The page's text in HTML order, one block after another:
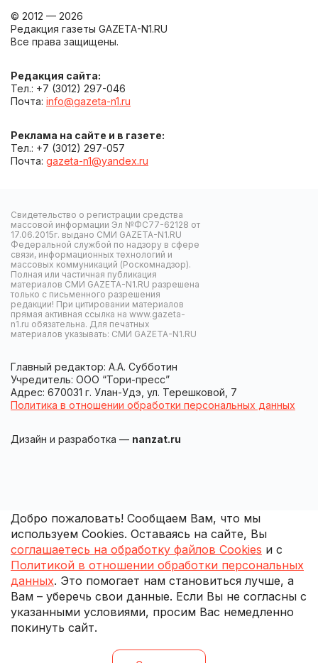
© 2012 — 2026
Редакция газеты GAZETA-N1.RU
Все права защищены.
Редакция сайта:
Тел.: +7 (3012) 297-046
Почта: info@gazeta-n1.ru
Реклама на сайте и в газете:
Тел.: +7 (3012) 297-057
Почта: gazeta-n1@yandex.ru
Свидетельство о регистрации средства
массовой информации Эл №ФС77-62128 от
17.06.2015г. выдано СМИ GAZETA-N1.RU
Федеральной службой по надзору в сфере
связи, информационных технологий и
массовых коммуникаций (Роскомнадзор).
Полная или частичная публикация
материалов СМИ GAZETA-N1.RU разрешена
только с письменного разрешения
редакции! При цитировании материалов
прямая активная ссылка на www.gazeta-
n1.ru обязательна. Для печатных
материалов указывать: СМИ GAZETA-N1.RU
Главный редактор: А.А. Субботин
Учредитель: ООО “Тори-пресс”
Адрес: 670031 г. Улан-Удэ, ул. Терешковой, 7
Политика в отношении обработки персональных данных
Дизайн и разработка — nanzat.ru
Добро пожаловать! Сообщаем Вам, что мы
используем Cookies. Оставаясь на сайте, Вы
соглашаетесь на обработку файлов Cookies и с
Политикой в отношении обработки персональных
данных. Это помогает нам становиться лучше, а
Вам – уберечь свои данные. Если Вы не согласны с
указанными условиями, просим Вас немедленно
покинуть сайт.